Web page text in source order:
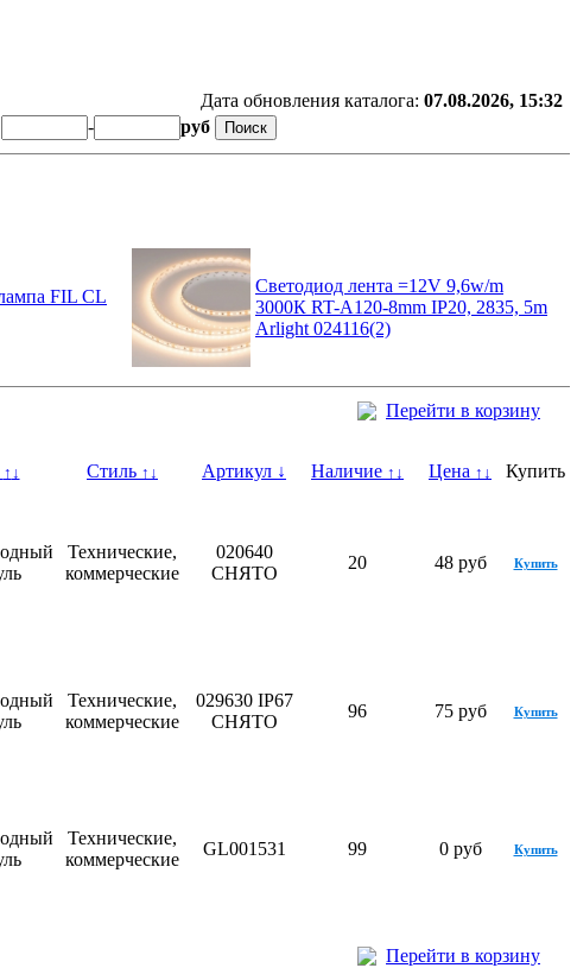
Дата обновления каталога: 07.08.2026, 15:32
- руб
FIL CL
Светодиод лента =12V 9,6w/m
3000К RT-A120-8mm IP20, 2835, 5m
Arlight 024116(2)
Перейти в корзину
↑ ↓ Стиль ↑ ↓ Артикул ↓ Наличие ↑ ↓ Цена ↑ ↓ Купить
Технические,
коммерческие
020640
СНЯТО
20 48 руб Купить
Технические,
коммерческие
029630 IP67
СНЯТО
96 75 руб Купить
Технические,
коммерческие
GL001531 99 0 руб Купить
Перейти в корзину